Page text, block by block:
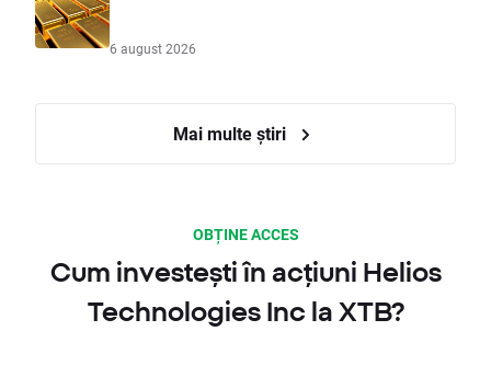
6 august 2026
Mai multe știri
OBȚINE ACCES
Cum investești în acțiuni Helios
Technologies Inc la XTB?